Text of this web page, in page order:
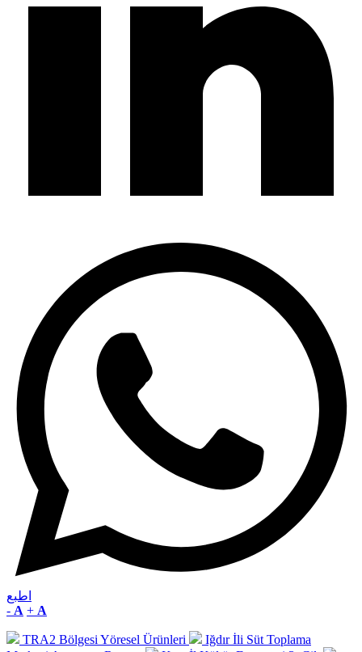
اطبع
- A + A
TRA2 Bölgesi Yöresel Ürünleri
Iğdır İli Süt Toplama